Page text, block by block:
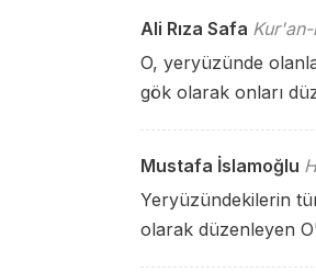
Ali Rıza Safa Kur'an-
O, yeryüzünde
gök olarak onları
Mustafa İslamoğlu
Yeryüzündekilerin
olarak düzenleyen